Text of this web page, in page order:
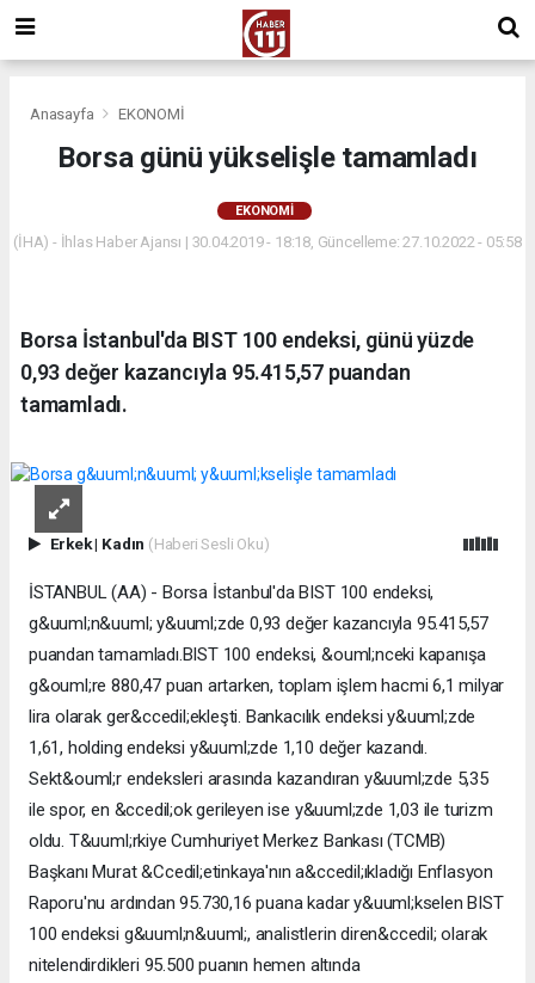
Anasayfa EKONOMİ
Borsa günü yükselişle tamamladı
EKONOMİ
(İHA) - İhlas Haber Ajansı | 30.04.2019 - 18:18, Güncelleme: 27.10.2022 - 05:58
Borsa İstanbul'da BIST 100 endeksi, günü yüzde
0,93 değer kazancıyla 95.415,57 puandan
tamamladı.
Erkek| Kadın (Haberi Sesli Oku)
İSTANBUL (AA) - Borsa İstanbul'da BIST 100 endeksi,
g&uuml;n&uuml; y&uuml;zde 0,93 değer kazancıyla 95.415,57
puandan tamamladı.BIST 100 endeksi, &ouml;nceki kapanışa
g&ouml;re 880,47 puan artarken, toplam işlem hacmi 6,1 milyar
lira olarak ger&ccedil;ekleşti. Bankacılık endeksi y&uuml;zde
1,61, holding endeksi y&uuml;zde 1,10 değer kazandı.
Sekt&ouml;r endeksleri arasında kazandıran y&uuml;zde 5,35
ile spor, en &ccedil;ok gerileyen ise y&uuml;zde 1,03 ile turizm
oldu. T&uuml;rkiye Cumhuriyet Merkez Bankası (TCMB)
Başkanı Murat &Ccedil;etinkaya'nın a&ccedil;ıkladığı Enflasyon
Raporu'nu ardından 95.730,16 puana kadar y&uuml;kselen BIST
100 endeksi g&uuml;n&uuml;, analistlerin diren&ccedil; olarak
nitelendirdikleri 95.500 puanın hemen altında